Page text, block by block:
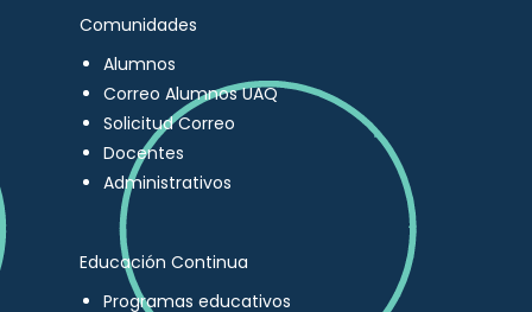
Comunidades
Alumnos
Correo Alumnos UAQ
Solicitud Correo
Docentes
Administrativos
Educación Continua
Programas educativos